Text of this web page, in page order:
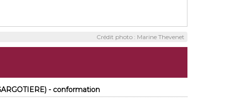
Crédit photo : Marine Thevenet
- conformation